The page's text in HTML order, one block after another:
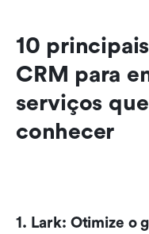
10
CRM para
serviços
conhecer
1. Lark: Otimize o